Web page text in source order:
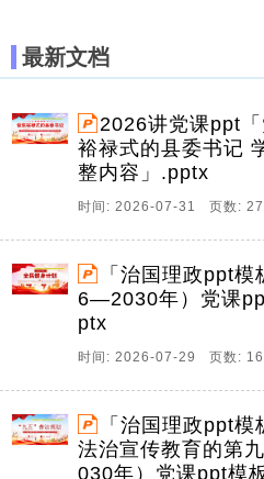
最新文档
2026讲党课ppt
裕禄式的县委书记
整内容」.pptx
时间: 2026-07-31 页数: 27
「治国理政ppt
6—2030年）党课
ptx
时间: 2026-07-29 页数: 16
「治国理政ppt
法治宣传教育的第
030年）党课ppt模